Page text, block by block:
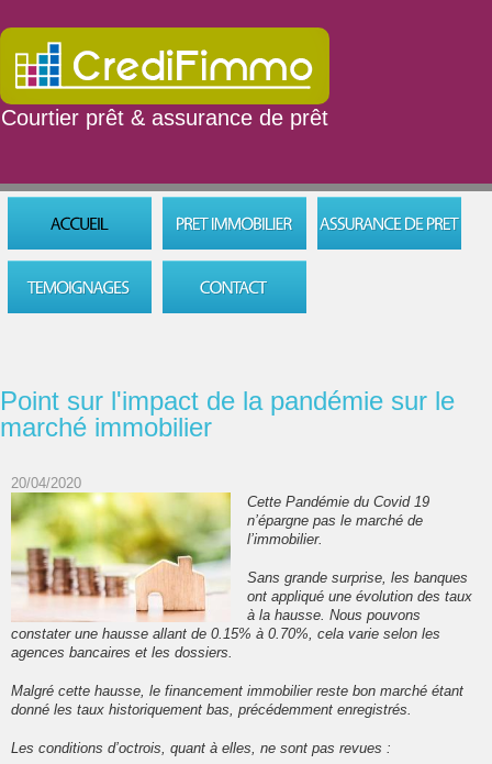
Courtier prêt & assurance de prêt
Mon dossier de prêt immobilier
Mon dossier assurance
Point sur l'impact de la pandémie sur le
marché immobilier
20/04/2020
Cette Pandémie du Covid 19
n’épargne pas le marché de
l’immobilier.
Sans grande surprise, les banques
ont appliqué une évolution des taux
à la hausse. Nous pouvons
constater une hausse allant de 0.15% à 0.70%, cela varie selon les
agences bancaires et les dossiers.
Malgré cette hausse, le financement immobilier reste bon marché étant
donné les taux historiquement bas, précédemment enregistrés.
Les conditions d’octrois, quant à elles, ne sont pas revues :